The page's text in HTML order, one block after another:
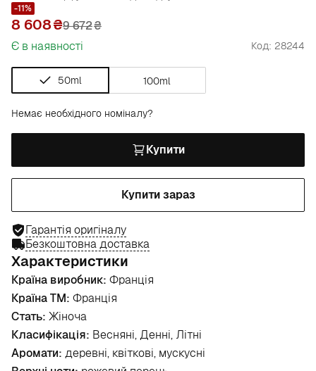
-11%
8 608 9 672₴
Є в наявності
Код: 28244
50ml 100ml
Немає необхідного номіналу?
Купити
Купити зараз
Гарантія оригіналу
Безкоштовна доставка
Характеристики
Країна виробник: Франція
Країна ТМ: Франція
Стать: Жіноча
Класифікація: Весняні, Денні, Літні
Аромати: деревні, квіткові, мускусні